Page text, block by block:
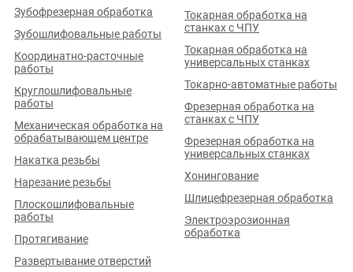
Зубофрезерная обработка
Зубошлифовальные работы
Координатно-расточные
работы
Круглошлифовальные
работы
Механическая обработка на
обрабатывающем центре
Накатка резьбы
Нарезание резьбы
Плоскошлифовальные
работы
Протягивание
Развертывание отверстий
Токарная обработка на
станках с ЧПУ
Токарная обработка на
универсальных станках
Токарно-автоматные работы
Фрезерная обработка на
станках с ЧПУ
Фрезерная обработка на
универсальных станках
Хонингование
Шлицефрезерная обработка
Электроэрозионная
обработка
По вопросам работы портала в Кемеровской области:
ИП Чугаев А.В. (321745600023836)
+7 (992) 504-53-22
info@metalloobrabotchiki.ru
Мы на связи пн-пт 7:00-16:00 Мск
Стать исполнителем
Правовые документы
Реклама на портале